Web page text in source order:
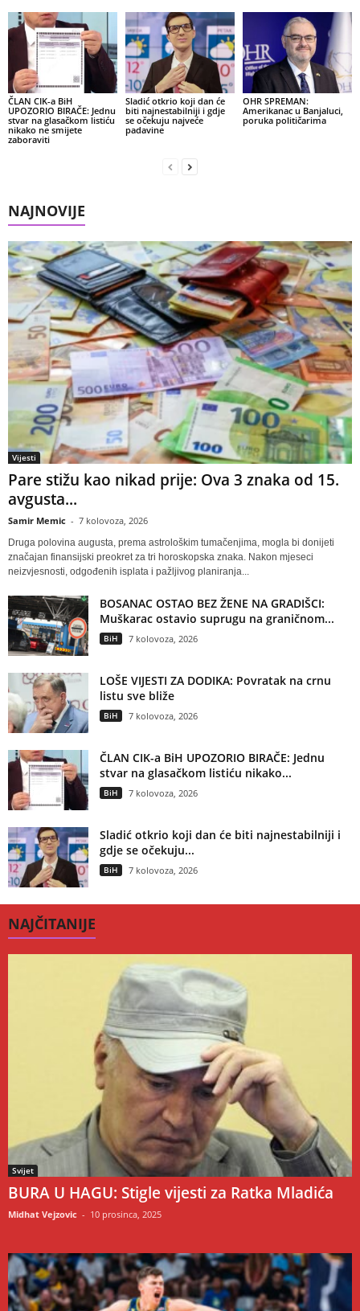
ČLAN CIK-a BiH
UPOZORIO BIRAČE: Jednu
stvar na glasačkom listiću
nikako ne smijete
zaboraviti
Sladić otkrio koji dan će
biti najnestabilniji i gdje
se očekuju najveće
padavine
OHR SPREMAN:
Amerikanac u Banjaluci,
poruka političarima
NAJNOVIJE
Vijesti
Pare stižu kao nikad prije: Ova 3 znaka od 15.
avgusta...
Samir Memic - 7 kolovoza, 2026
Druga polovina augusta, prema astrološkim tumačenjima, mogla bi donijeti
značajan finansijski preokret za tri horoskopska znaka. Nakon mjeseci
neizvjesnosti, odgođenih isplata i pažljivog planiranja...
BOSANAC OSTAO BEZ ŽENE NA GRADIŠCI:
Muškarac ostavio suprugu na graničnom...
BiH 7 kolovoza, 2026
LOŠE VIJESTI ZA DODIKA: Povratak na crnu
listu sve bliže
BiH 7 kolovoza, 2026
ČLAN CIK-a BiH UPOZORIO BIRAČE: Jednu
stvar na glasačkom listiću nikako...
BiH 7 kolovoza, 2026
Sladić otkrio koji dan će biti najnestabilniji i
gdje se očekuju...
BiH 7 kolovoza, 2026
NAJČITANIJE
Svijet
BURA U HAGU: Stigle vijesti za Ratka Mladića
Midhat Vejzovic - 10 prosinca, 2025